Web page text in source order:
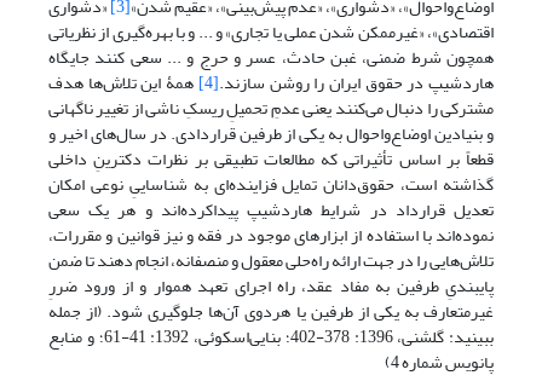
اوضاع‌واحوال»، «دشواری»، «عدم پیش‌بینی»، «عقیم شدن»[3] «دشواری
اقتصادی»، «غیرممکن شدن عملی یا تجاری» و ... و با بهره‌گیری از نظریاتی
همچون شرط ضمنی، غبن حادث، عسر و حرج و ... سعی کنند جایگاه
هاردشیپ در حقوق ایران را روشن سازند.[4] همۀ این تلاش‌ها هدف
مشترکی را دنبال می‌کنند یعنی عدمِ تحمیلِ ریسکِ ناشی از تغییر ناگهانی
و بنیادین اوضاع‌واحوال به یکی از طرفین قراردادی. در سال‌های اخیر و
قطعاً بر اساس تأثیراتی که مطالعات تطبیقی بر نظرات دکترینِ داخلی
گذاشته است، حقوق‌دانان تمایل فزاینده‌ای به شناساییِ نوعی امکان
تعدیل قرارداد در شرایط هاردشیپ پیداکرده‌اند و هر یک سعی
نموده‌اند با استفاده از ابزارهای موجود در فقه و نیز قوانین و مقررات،
تلاش‌هایی را در جهت ارائه راه‌حلی معقول و منصفانه، انجام دهند تا ضمن
پایبندیِ طرفین به مفاد عقد، راه اجرای تعهد هموار و از ورود ضررِ
غیرمتعارف به یکی از طرفین یا هردوی آن‌ها جلوگیری شود. (از جمله
ببینید: گلشنی، 1396: 378-402؛ بنایی‌اسکوئی، 1392: 41-61؛ و منابع
پانویس شماره 4)